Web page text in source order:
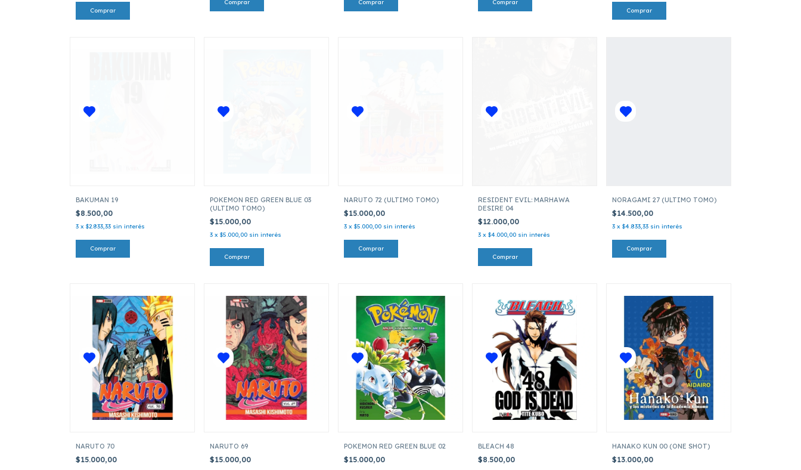
BAKUMAN 19
$8.500,00
3 x $2.833,33 sin interés
POKEMON RED GREEN BLUE 03
(ULTIMO TOMO)
$15.000,00
3 x $5.000,00 sin interés
NARUTO 72 (ULTIMO TOMO)
$15.000,00
3 x $5.000,00 sin interés
RESIDENT EVIL: MARHAWA
DESIRE 04
$12.000,00
3 x $4.000,00 sin interés
NORAGAMI 27 (ULTIMO TOMO)
$14.500,00
3 x $4.833,33 sin interés
NARUTO 70
$15.000,00
NARUTO 69
$15.000,00
POKEMON RED GREEN BLUE 02
$15.000,00
BLEACH 48
$8.500,00
HANAKO KUN 00 (ONE SHOT)
$13.000,00